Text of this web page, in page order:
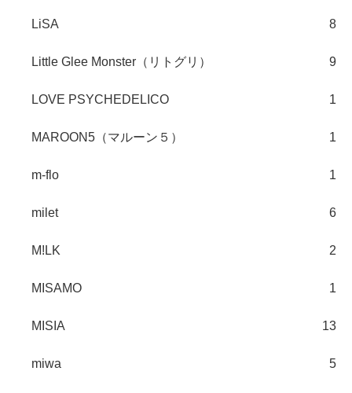
LiSA 8
Little Glee Monster（リトグリ） 9
LOVE PSYCHEDELICO 1
MAROON5（マルーン５） 1
m-flo 1
milet 6
M!LK 2
MISAMO 1
MISIA 13
miwa 5